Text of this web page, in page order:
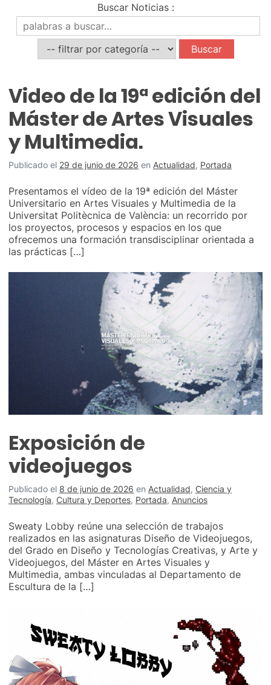
Noticias
Buscar Noticias:
Video de la 19ª edición del
Máster de Artes Visuales
y Multimedia.
Publicado el 29 de junio de 2026 en Actualidad, Portada
Presentamos el vídeo de la 19ª edición del Máster
Universitario en Artes Visuales y Multimedia de la
Universitat Politècnica de València: un recorrido por
los proyectos, procesos y espacios en los que
ofrecemos una formación transdisciplinar orientada a
las prácticas […]
Exposición de
videojuegos
Publicado el 8 de junio de 2026 en Actualidad, Ciencia y
Tecnología, Cultura y Deportes, Portada, Anuncios
Sweaty Lobby reúne una selección de trabajos
realizados en las asignaturas Diseño de Videojuegos,
del Grado en Diseño y Tecnologías Creativas, y Arte y
Videojuegos, del Máster en Artes Visuales y
Multimedia, ambas vinculadas al Departamento de
Escultura de la […]